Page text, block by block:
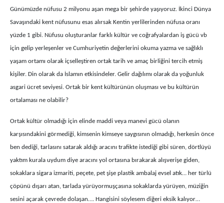
Günümüzde nüfusu 2 milyonu aşan mega bir şehirde yaşıyoruz. İkinci Dünya
Savaşındaki kent nüfusunu esas alırsak Kentin yerlilerinden nüfusa oranı
yüzde 1 gibi. Nüfusu oluşturanlar farklı kültür ve coğrafyalardan iş gücü vb
için gelip yerleşenler ve Cumhuriyetin değerlerini okuma yazma ve sağlıklı
yaşam ortamı olarak içselleştiren ortak tarih ve amaç birliğini tercih etmiş
kişiler. Din olarak da İslamın etkisindeler. Gelir dağılımı olarak da yoğunluk
asgari ücret seviyesi. Ortak bir kent kültürünün oluşması ve bu kültürün
ortalaması ne olabilir?
Ortak kültür olmadığı için elinde maddi veya manevi gücü olanın
karşısındakini görmediği, kimsenin kimseye saygısının olmadığı, herkesin önce
ben dediği, tarlasını satarak aldığı aracını trafikte istediği gibi süren, dörtlüyü
yaktım kurala uydum diye aracını yol ortasına bırakarak alışverişe giden,
sokaklara sigara izmariti, peçete, pet şişe plastik ambalaj evsel atık… her türlü
çöpünü dışarı atan, tarlada yürüyormuşçasına sokaklarda yürüyen, müziğin
sesini açarak çevrede dolaşan…. Hangisini söylesem diğeri eksik kalıyor…